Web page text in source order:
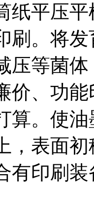
纸平压
刷。将
压等菌
价、功
算。使
，表面
有印刷